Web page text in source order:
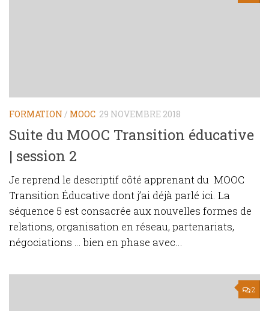
FORMATION / MOOC 29 NOVEMBRE 2018
Suite du MOOC Transition éducative
| session 2
Je reprend le descriptif côté apprenant du MOOC
Transition Éducative dont j’ai déjà parlé ici. La
séquence 5 est consacrée aux nouvelles formes de
relations, organisation en réseau, partenariats,
négociations … bien en phase avec...
2